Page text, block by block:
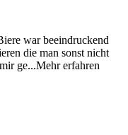
war beeindruckend
die man sonst nicht
ge...Mehr erfahren